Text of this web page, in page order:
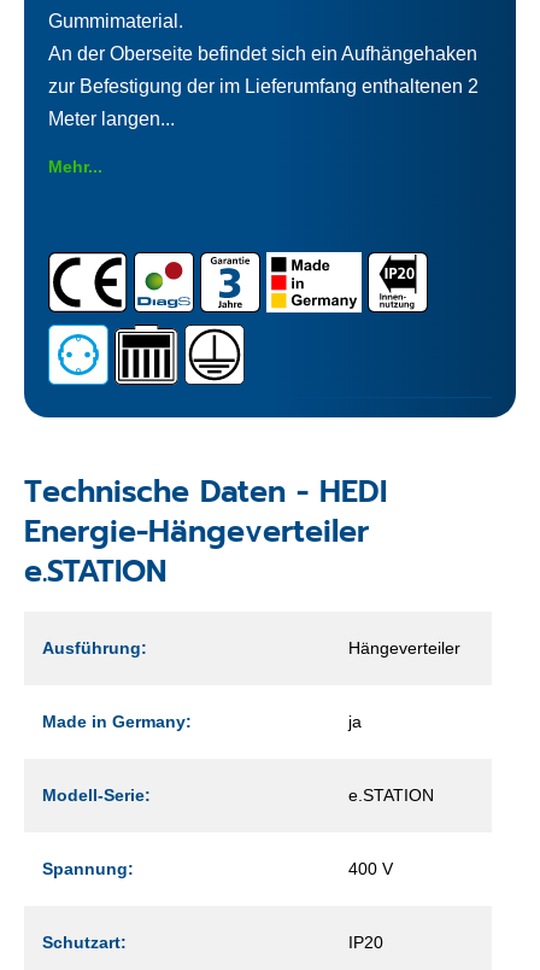
Gummimaterial.
An der Oberseite befindet sich ein Aufhängehaken
zur Befestigung der im Lieferumfang enthaltenen 2
Meter langen...
Mehr...
Technische Daten - HEDI
Energie-Hängeverteiler
e.STATION
Ausführung: Hängeverteiler
Made in Germany: ja
Modell-Serie: e.STATION
Spannung: 400 V
Schutzart: IP20